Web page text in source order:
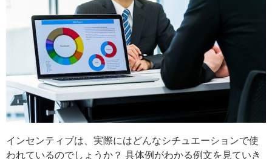
インセンティブは、実際にはどんなシチュエーションで使
われているのでしょうか？ 具体例がわかる例文を見ていき